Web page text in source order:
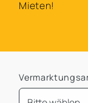
Mieten!